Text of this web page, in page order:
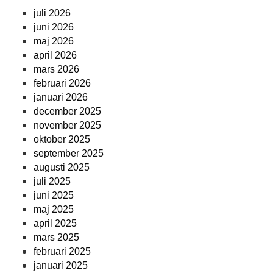
juli 2026
juni 2026
maj 2026
april 2026
mars 2026
februari 2026
januari 2026
december 2025
november 2025
oktober 2025
september 2025
augusti 2025
juli 2025
juni 2025
maj 2025
april 2025
mars 2025
februari 2025
januari 2025